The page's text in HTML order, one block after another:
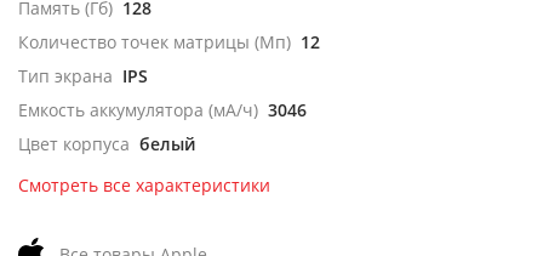
Память (Гб) 128
Количество точек матрицы (Мп) 12
Тип экрана IPS
Емкость аккумулятора (мА/ч) 3046
Цвет корпуса белый
Смотреть все характеристики